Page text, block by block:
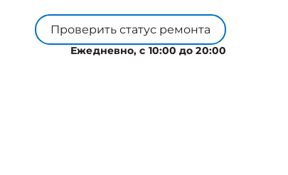
Проверить статус ремонта
Ежедневно, с 10:00 до 20:00